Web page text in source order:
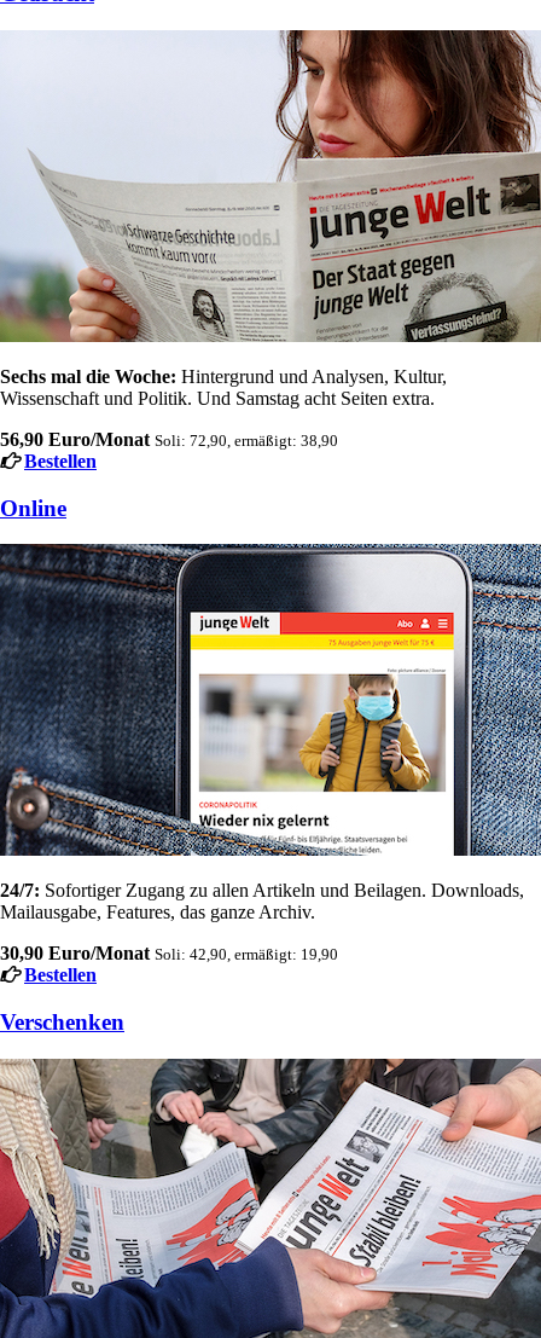
Sechs mal die Woche: Hintergrund und Analysen, Kultur,
Wissenschaft und Politik. Und Samstag acht Seiten extra.
56,90 Euro/Monat Soli: 72,90, ermäßigt: 38,90
Bestellen
Online
24/7: Sofortiger Zugang zu allen Artikeln und Beilagen. Downloads,
Mailausgabe, Features, das ganze Archiv.
30,90 Euro/Monat Soli: 42,90, ermäßigt: 19,90
Bestellen
Verschenken